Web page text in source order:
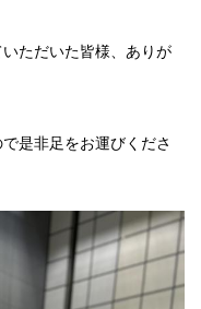
ただいた皆様、ありが
是非足をお運びくださ